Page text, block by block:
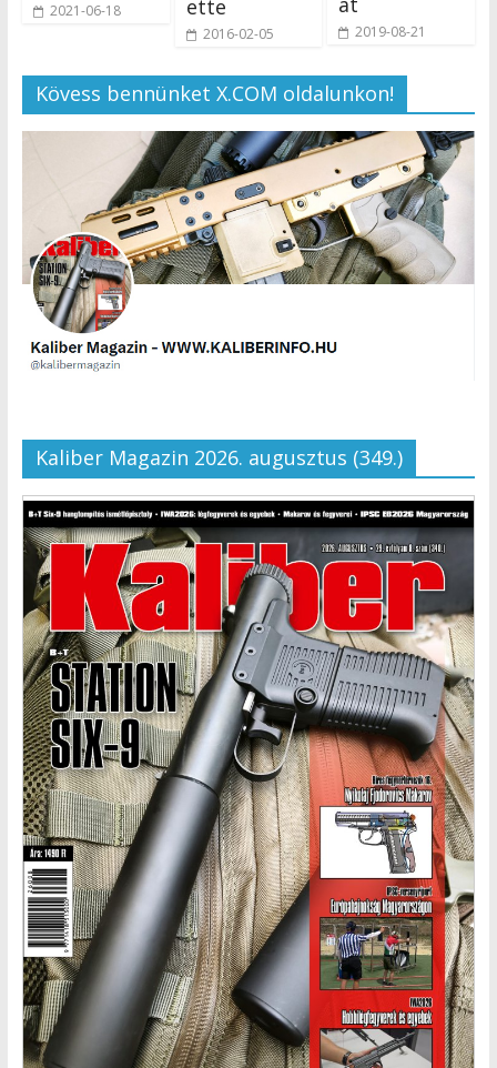
2021-06-18 ette
2016-02-05 2019-08-21
Kövess bennünket X.COM oldalunkon!
Kaliber Magazin 2026. augusztus (349.)